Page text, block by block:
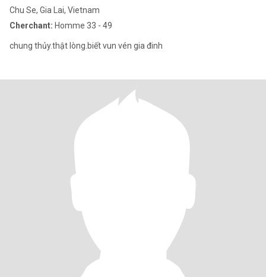
Chu Se, Gia Lai, Vietnam
Cherchant: Homme 33 - 49
chung thủy.thật lòng.biết vun vén gia đinh